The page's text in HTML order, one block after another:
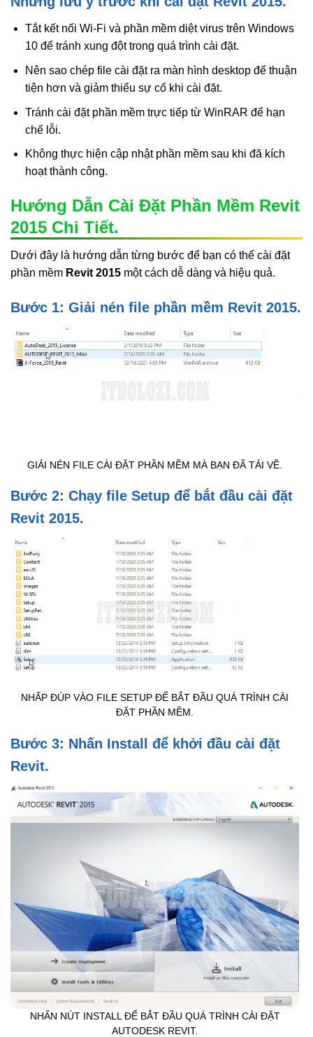
Tắt kết nối Wi-Fi và phần mềm diệt virus trên Windows
10 để tránh xung đột trong quá trình cài đặt.
Nên sao chép file cài đặt ra màn hình desktop để thuận
tiện hơn và giảm thiểu sự cố khi cài đặt.
Tránh cài đặt phần mềm trực tiếp từ WinRAR để hạn
chế lỗi.
Không thực hiện cập nhật phần mềm sau khi đã kích
hoạt thành công.
Hướng Dẫn Cài Đặt Phần Mềm Revit
2015 Chi Tiết.
Dưới đây là hướng dẫn từng bước để bạn có thể cài đặt
phần mềm Revit 2015 một cách dễ dàng và hiệu quả.
Bước 1: Giải nén file phần mềm Revit 2015.
GIẢI NÉN FILE CÀI ĐẶT PHẦN MỀM MÀ BẠN ĐÃ TẢI VỀ.
Bước 2: Chạy file Setup để bắt đầu cài đặt
Revit 2015.
NHẤP ĐÚP VÀO FILE SETUP ĐỂ BẮT ĐẦU QUÁ TRÌNH CÀI
ĐẶT PHẦN MỀM.
Bước 3: Nhấn Install để khởi đầu cài đặt
Revit.
NHẤN NÚT INSTALL ĐỂ BẮT ĐẦU QUÁ TRÌNH CÀI ĐẶT
AUTODESK REVIT.